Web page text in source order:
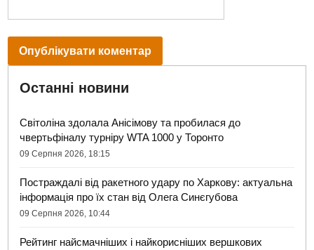
Останні новини
Світоліна здолала Анісімову та пробилася до
чвертьфіналу турніру WTA 1000 у Торонто
09 Серпня 2026, 18:15
Постраждалі від ракетного удару по Харкову: актуальна
інформація про їх стан від Олега Синєгубова
09 Серпня 2026, 10:44
Рейтинг найсмачніших і найкорисніших вершкових